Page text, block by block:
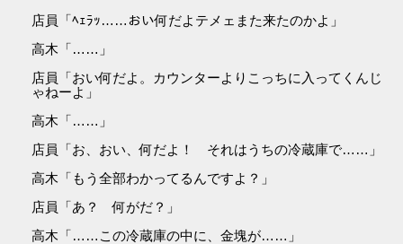
店員「ﾍｪﾗｯ……おい何だよテメェまた来たのかよ」
高木「……」
店員「おい何だよ。カウンターよりこっちに入ってくんじ
ゃねーよ」
高木「……」
店員「お、おい、何だよ！ それはうちの冷蔵庫で……」
高木「もう全部わかってるんですよ？」
店員「あ？ 何がだ？」
高木「……この冷蔵庫の中に、金塊が……」